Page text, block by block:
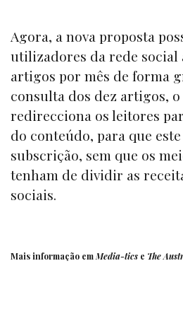
Agora, a nova proposta
utilizadores da rede social
artigos por mês de forma
consulta dos dez artigos, o
redirecciona os leitores
do conteúdo, para que
subscrição, sem que os
tenham de dividir as
sociais.
Mais informação emMedia-tics e The